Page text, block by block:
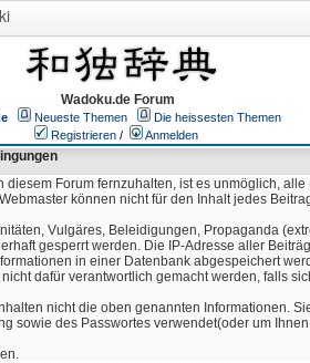
Wadoku.de Forum
Neueste Themen
Die heissesten Themen
Registrieren / Anmelden
Forum fernzuhalten, ist es unmöglich,
können nicht für den Inhalt jedes
Vulgäres, Beleidigungen, Propaganda
gesperrt werden. Die IP-Adresse aller
in einer Datenbank abgespeichert
dafür verantwortlich gemacht werden, falls
nicht die oben genannten Informationen.
sowie des Passwortes verwendet(oder um